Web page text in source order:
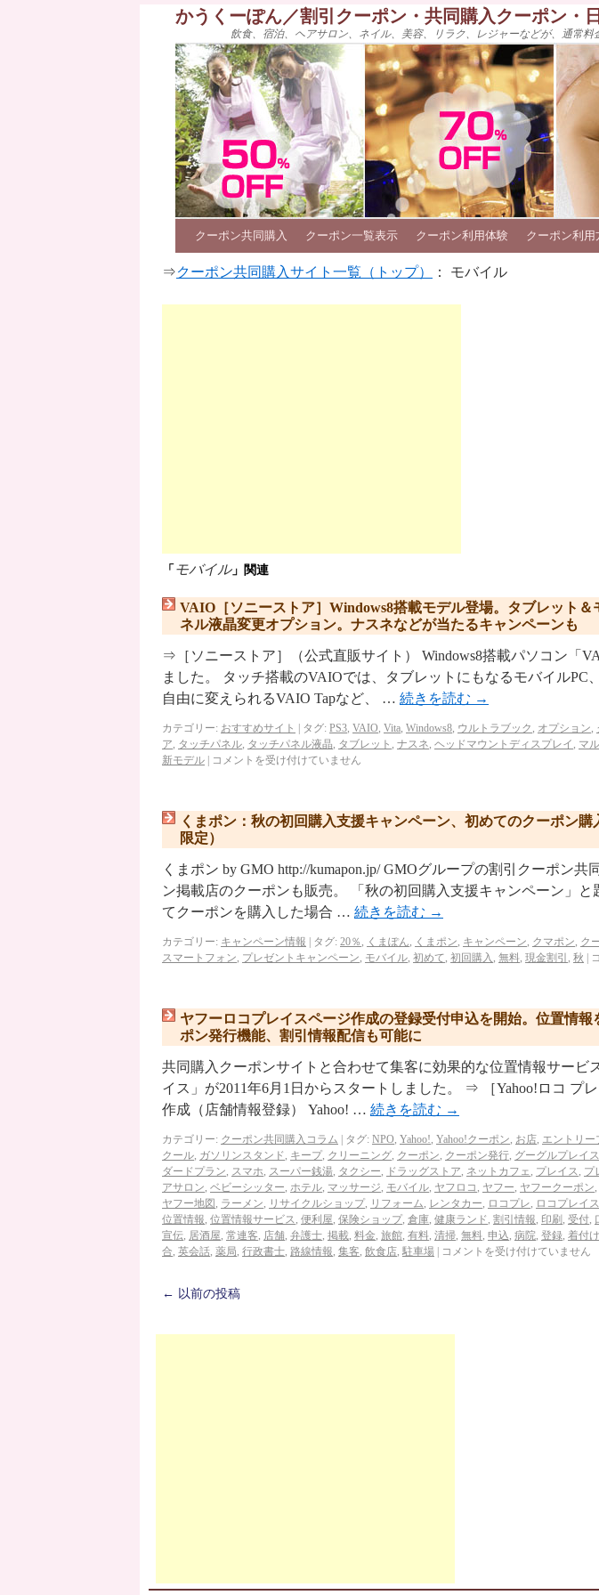
かうくーぽん／割引クーポン・共同購入クーポン・
飲食、宿泊、ヘアサロン、ネイル、美容、リラク、レジャーなどが、通常
クーポン共同購入 クーポン一覧表示 クーポン利用体験 クーポン利用
⇒クーポン共同購入サイト一覧（トップ） ： モバイル
「 モバイル」関連
VAIO［ソニーストア］Windows8搭載モデル登場。タブレット＆
ネル液晶変更オプション。ナスネなどが当たるキャンペーンも
⇒［ソニーストア］（公式直販サイト） Windows8搭載パソコン「
ました。 タッチ搭載のVAIOでは、タブレットにもなるモバイルPC
自由に変えられるVAIO Tapなど、 … 続きを読む →
カテゴリー: おすすめサイト タグ: PS3, VAIO, Vita, Windows8, ウルトラブック , オプション,
ア, タッチパネル, タッチパネル液晶, タブレット , ナスネ, ヘッドマウントディスプレイ , マ
新モデル
コメントを受け付けていません
くまポン：秋の初回購入支援キャンペーン、初めてのクーポン購
限定）
くまポン by GMO http://kumapon.jp/ GMOグループの割引クーポン共
ン掲載店のクーポンも販売。 「秋の初回購入支援キャンペーン」と
てクーポンを購入した場合 … 続きを読む →
カテゴリー: キャンペーン情報 タグ: 20％ , くまぽん, くまポン, キャンペーン, クマポン, ク
スマートフォン, プレゼントキャンペーン, モバイル, 初めて, 初回購入 , 無料, 現金割引 , 秋
ヤフーロコプレイスページ作成の登録受付申込を開始。位置情報
ポン発行機能、割引情報配信も可能に
共同購入クーポンサイトと合わせて集客に効果的な位置情報サービ
イス」が2011年6月1日からスタートしました。 ⇒ ［Yahoo!ロコ プ
作成（店舗情報登録） Yahoo! … 続きを読む →
カテゴリー: クーポン共同購入コラム タグ: NPO, Yahoo!, Yahoo!クーポン, お店, エントリー
クール, ガソリンスタンド, キープ, クリーニング, クーポン, クーポン発行, グーグルプレイス
ダードプラン, スマホ, スーパー銭湯, タクシー, ドラッグストア, ネットカフェ , プレイス, プ
アサロン, ベビーシッター, ホテル, マッサージ, モバイル, ヤフロコ , ヤフー, ヤフークーポン,
ヤフー地図 , ラーメン, リサイクルショップ, リフォーム, レンタカー, ロコプレ, ロコプレイス
位置情報, 位置情報サービス, 便利屋, 保険ショップ, 倉庫, 健康ランド, 割引情報, 印刷 , 受付,
宣伝, 居酒屋, 常連客, 店舗, 弁護士, 掲載, 料金, 旅館, 有料, 清掃, 無料, 申込, 病院, 登録, 着付け
合, 英会話, 薬局, 行政書士, 路線情報, 集客, 飲食店, 駐車場 コメントを受け付けていません
← 以前の投稿